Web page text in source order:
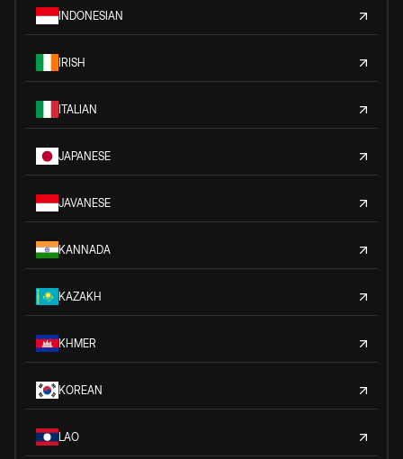
INDONESIAN
IRISH
ITALIAN
JAPANESE
JAVANESE
KANNADA
KAZAKH
KHMER
KOREAN
LAO